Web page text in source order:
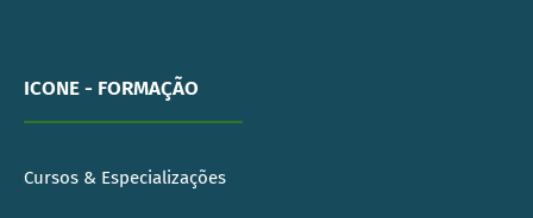
ICONE - FORMAÇÃO
Cursos & Especializações